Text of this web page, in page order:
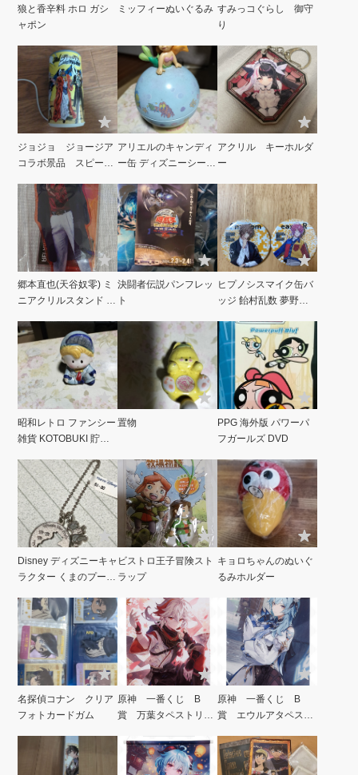
狼と香辛料 ホロ ガシ
ャポン
ミッフィーぬいぐるみ すみっコぐらし 御守
り
ジョジョ ジョージア
コラボ景品 スピーカ
アリエルのキャンディ
ー缶 ディズニーシー
アクリル キーホルダ
ー
郷本直也(天谷奴零) ミ
ニアクリルスタンド ヒ
決闘者伝説パンフレッ
ト
ヒプノシスマイク缶バ
ッジ 飴村乱数 夢野幻
昭和レトロ ファンシー
雑貨 KOTOBUKI 貯金
置物
PPG 海外版 パワーパ
フガールズ DVD
Disney ディズニーキャ
ラクター くまのプーさ
ビストロ王子冒険スト
ラップ
キョロちゃんのぬいぐ
るみホルダー
名探偵コナン クリア
フォトカードガム
原神 一番くじ B
賞 万葉タペストリ
ズ
原神 一番くじ B
賞 エウルアタペスト
イズ